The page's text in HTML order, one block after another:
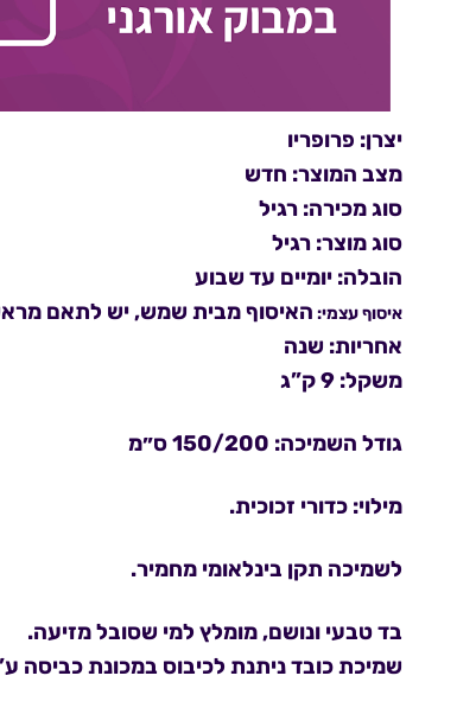
יצרן: פרופריו
מצב המוצר: חדש
סוג מכירה: רגיל
סוג מוצר: רגיל
הובלה: יומיים עד שבוע
איסוף עצמי: האיסוף מבית שמש, יש לתאם מראש לפני
אחריות: שנה
משקל: 9 ק”ג
גודל השמיכה: 150/200 ס״מ
מילוי: כדורי זכוכית.
לשמיכה תקן בינלאומי מחמיר.
בד טבעי ונושם, מומלץ למי שסובל מזיעה.
שמיכת כובד ניתנת לכיבוס במכונת